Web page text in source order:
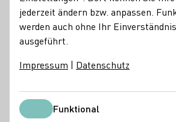
Anbaugebieten und hielt eine
Italiensch.
jederzeit ändern bzw. anpassen.
werden auch ohne Ihr
ausgeführt.
Impressum | Datenschutz
FunktionalFunktional